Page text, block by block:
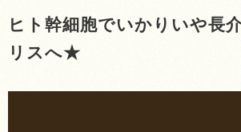
ヒト幹細胞でいかりいや長
リスへ★